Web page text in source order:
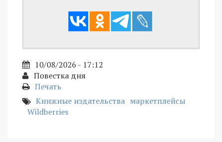
10/08/2026 - 17:12
Повестка дня
Печать
Книжные издательства маркетплейсы
Wildberries